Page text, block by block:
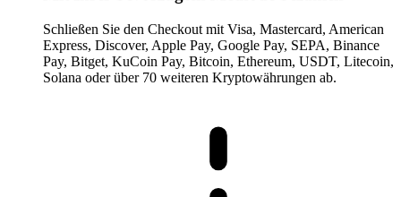
Schließen Sie den Checkout mit Visa, Mastercard, American
Express, Discover, Apple Pay, Google Pay, SEPA, Binance
Pay, Bitget, KuCoin Pay, Bitcoin, Ethereum, USDT, Litecoin,
Solana oder über 70 weiteren Kryptowährungen ab.